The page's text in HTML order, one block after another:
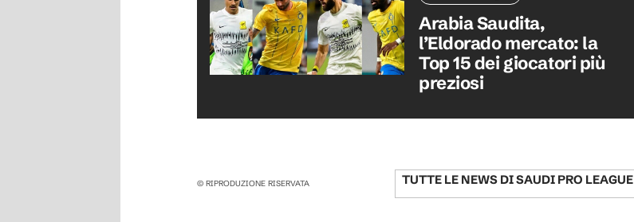
Arabia Saudita,
l’Eldorado mercato: la
Top 15 dei giocatori più
preziosi
© RIPRODUZIONE RISERVATA TUTTE LE NEWS DISAUDI PRO LEAGUE